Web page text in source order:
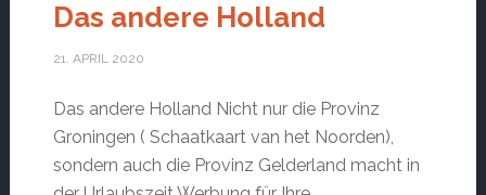
Das andere Holland
21. APRIL 2020
Das andere Holland Nicht nur die Provinz
Groningen ( Schaatkaart van het Noorden),
sondern auch die Provinz Gelderland macht in